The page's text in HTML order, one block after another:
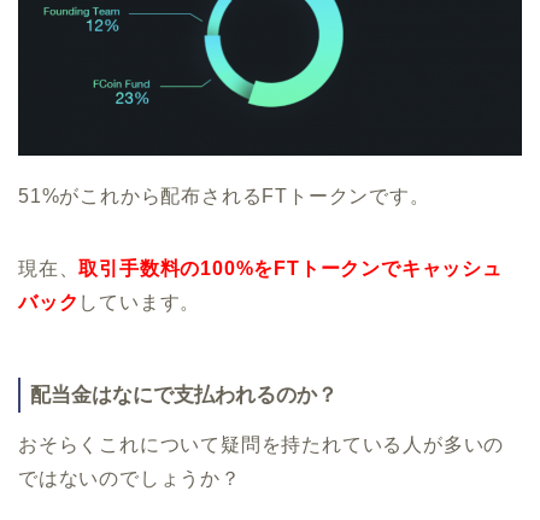
51%がこれから配布されるFTトークンです。
現在、取引手数料の100%をFTトークンでキャッシュ
バック しています。
配当金はなにで支払われるのか？
おそらくこれについて疑問を持たれている人が多いの
ではないのでしょうか？